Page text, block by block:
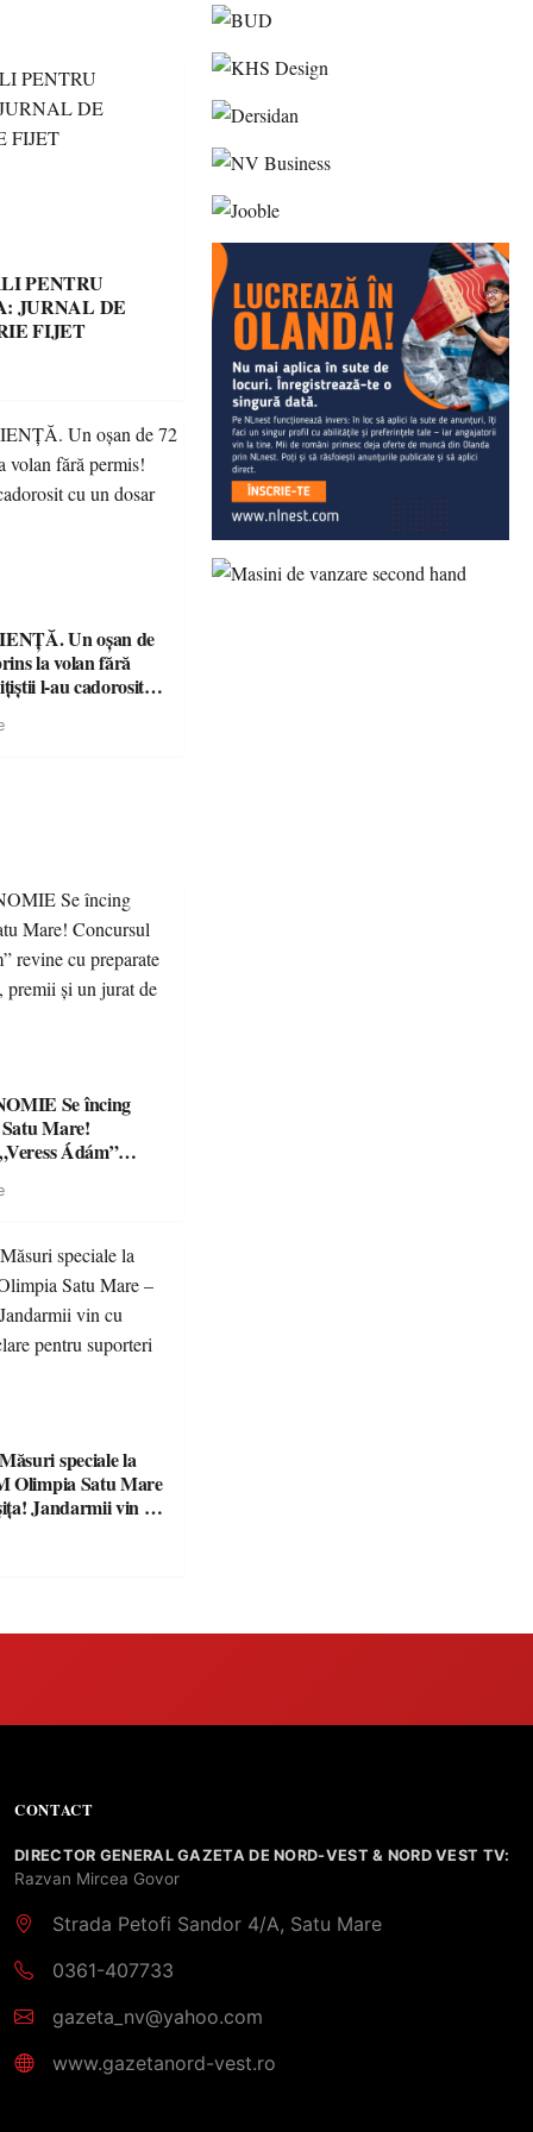
PENTRU
JURNAL DE
FIJET
Un oșan de
la volan fără
l-au cadorosit
Se încing
Mare!
Ádám”
premii și un jurat
speciale la
Olimpia Satu Mare
Jandarmii vin cu
CONTACT
DIRECTOR GENERAL GAZETA DE NORD-VEST & NORD VEST TV:
Razvan Mircea Govor
Strada Petofi Sandor 4/A, Satu Mare
0361-407733
gazeta_nv@yahoo.com
www.gazetanord-vest.ro